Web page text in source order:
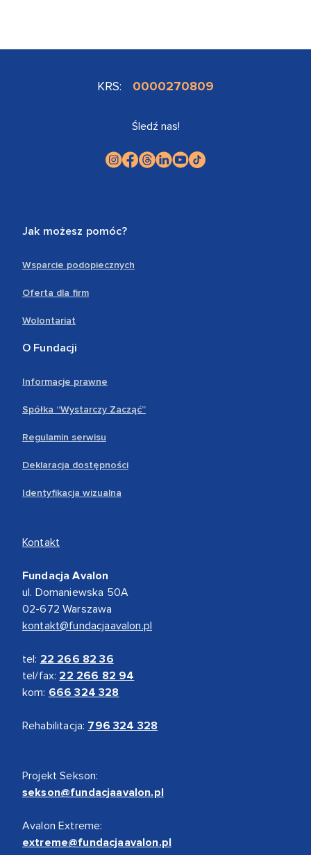
KRS: 0000270809
Śledź nas!
Jak możesz pomóc?
Wsparcie podopiecznych
Oferta dla firm
Wolontariat
O Fundacji
Informacje prawne
Spółka “Wystarczy Zacząć”
Regulamin serwisu
Deklaracja dostępności
Identyfikacja wizualna
Kontakt
Fundacja Avalon
ul. Domaniewska 50A
02-672 Warszawa
kontakt@fundacjaavalon.pl
tel: 22 266 82 36
tel/fax: 22 266 82 94
kom: 666 324 328
Rehabilitacja: 796 324 328
Projekt Sekson:
sekson@fundacjaavalon.pl
Avalon Extreme:
extreme@fundacjaavalon.pl